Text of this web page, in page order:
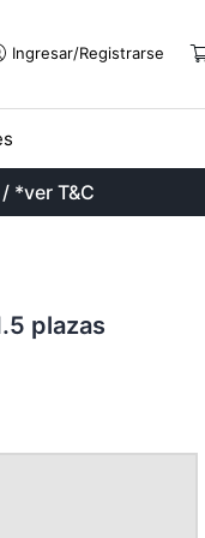
*ver T&C
plazas